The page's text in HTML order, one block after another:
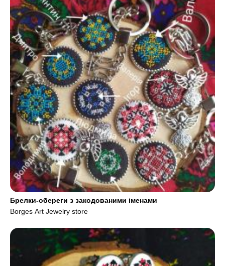
Брелки-обереги з закодованими іменами
Borges Art Jewelry store